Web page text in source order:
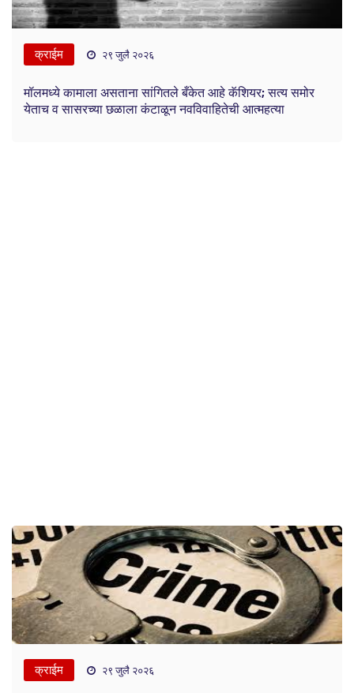
क्राईम २९ जुलै २०२६
मॉलमध्ये कामाला असताना सांगितले बँकेत आहे कॅशियर; सत्य समोर
येताच व सासरच्या छळाला कंटाळून नवविवाहितेची आत्महत्या
क्राईम २९ जुलै २०२६